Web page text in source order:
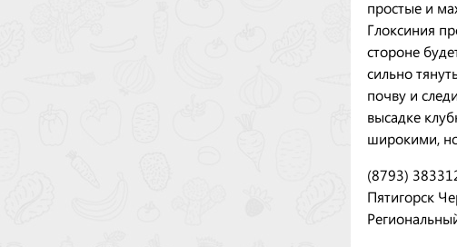
простые и
Глоксиния
стороне
сильно
почву и
высадке
широкими, но
(8793)
Пятигорск